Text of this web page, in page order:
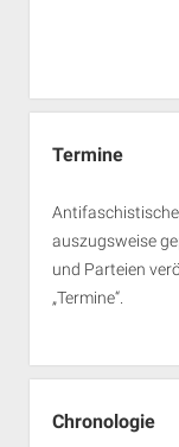
Termine
auszugsweise
und Parteien
„Termine“.
Chronologie